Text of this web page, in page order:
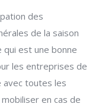
des
de la saison
est une bonne
les entreprises de
avec toutes les
en cas de